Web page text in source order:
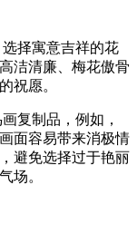
择寓意吉祥的花
洁清廉、梅花傲骨
祝愿。
复制品，例如，
面容易带来消极情
避免选择过于艳丽
场。